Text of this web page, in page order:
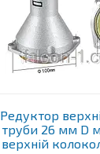
Редуктор
труби 26 мм D
верхній